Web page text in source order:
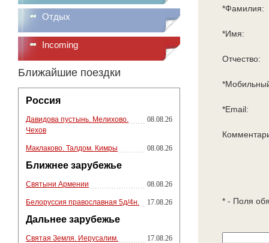
Отдых
Incoming
Ближайшие поездки
Россия
Давидова пустынь. Мелихово.
Чехов
08.08.26
Маклаково. Талдом. Кимры 08.08.26
Ближнее зарубежье
Святыни Армении 08.08.26
Белоруссия православная 5д/4н. 17.08.26
Дальнее зарубежье
Святая Земля. Иерусалим.
17.08.26
*Фамилия:
*Имя:
Отчество:
*Email:
* - Поля